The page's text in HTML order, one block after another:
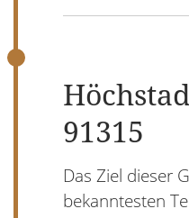
91315
Das Ziel dieser
bekanntesten